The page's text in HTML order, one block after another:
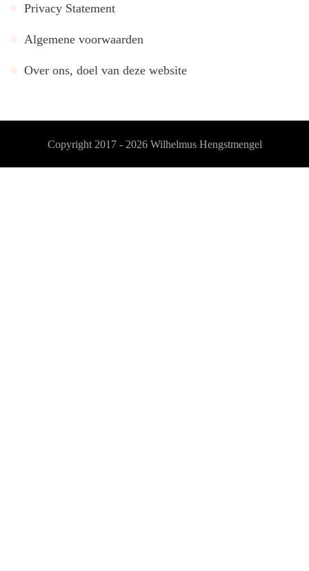
Privacy Statement
Algemene voorwaarden
Over ons, doel van deze website
Copyright 2017 - 2026 Wilhelmus Hengstmengel